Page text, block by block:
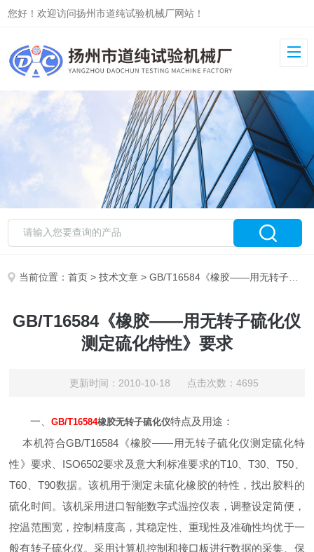
您好！欢迎访问扬州市道纯试验机械厂网站！
当前位置：首页 >技术文章 > GB/T16584《橡胶——用无转子硫化仪测定硫化特性》要求
GB/T16584《橡胶——用无转子硫化仪
测定硫化特性》要求
更新时间：2010-10-18 点击次数：4695
一、GB/T16584橡胶无转子硫化仪特点及用途：
本机符合GB/T16584《橡胶——用无转子硫化仪测定硫化特
性》要求、ISO6502要求及意大利标准要求的T10、T30、T50、
T60、T90数据。该机用于测定未硫化橡胶的特性，找出胶料的
硫化时间。该机采用进口智能数字式温控仪表，调整设定简便，
控温范围宽，控制精度高，其稳定性、重现性及准确性均优于一
般有转子硫化仪。采用计算机控制和接口板进行数据的采集、保